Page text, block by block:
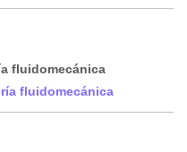
fluidomecánica
fluidomecánica